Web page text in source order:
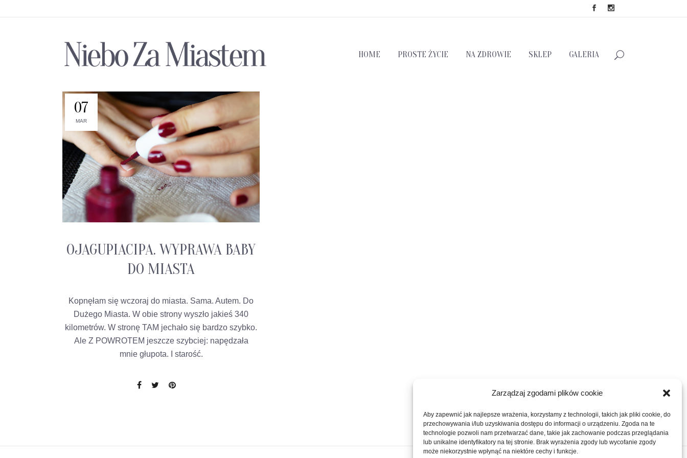
Zarządzaj zgodami plików cookie
Aby zapewnić jak najlepsze wrażenia, korzystamy z technologii, takich jak pliki cookie, do
przechowywania i/lub uzyskiwania dostępu do informacji o urządzeniu. Zgoda na te
technologie pozwoli nam przetwarzać dane, takie jak zachowanie podczas przeglądania
lub unikalne identyfikatory na tej stronie. Brak wyrażenia zgody lub wycofanie zgody
może niekorzystnie wpłynąć na niektóre cechy i funkcje.
HOME PROSTE ŻYCIE NA ZDROWIE SKLEP GALERIA
07
MAR
OJAGUPIACIPA. WYPRAWA BABY
DO MIASTA
Kopnęłam się wczoraj do miasta. Sama. Autem. Do
Dużego Miasta. W obie strony wyszło jakieś 340
kilometrów. W stronę TAM jechało się bardzo szybko.
Ale Z POWROTEM jeszcze szybciej: napędzała
mnie głupota. I starość.